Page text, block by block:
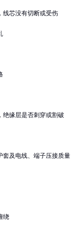
线芯没有切断或受伤
绝缘层是否刺穿或割破
套及电线、端子压接质量
绕